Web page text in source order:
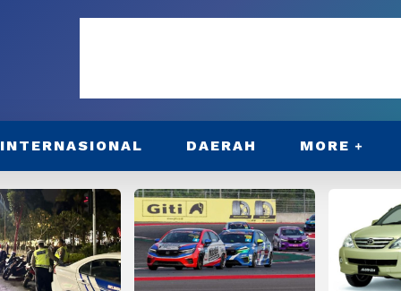
INTERNASIONAL DAERAH MORE